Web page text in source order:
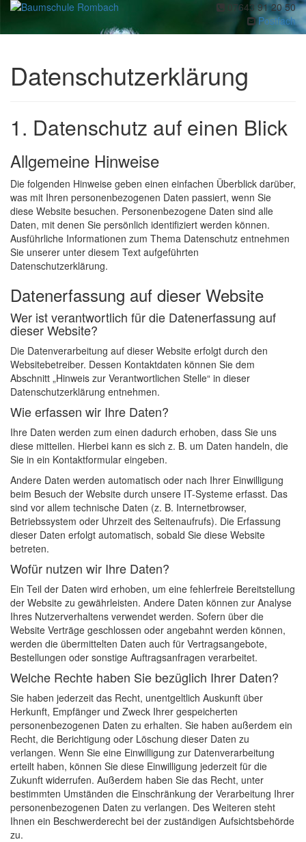
07643 91 20 50
Postfach
Datenschutzerklärung
1. Datenschutz auf einen Blick
Allgemeine Hinweise
Die folgenden Hinweise geben einen einfachen Überblick darüber,
was mit Ihren personenbezogenen Daten passiert, wenn Sie
diese Website besuchen. Personenbezogene Daten sind alle
Daten, mit denen Sie persönlich identifiziert werden können.
Ausführliche Informationen zum Thema Datenschutz entnehmen
Sie unserer unter diesem Text aufgeführten
Datenschutzerklärung.
Datenerfassung auf dieser Website
Wer ist verantwortlich für die Datenerfassung auf
dieser Website?
Die Datenverarbeitung auf dieser Website erfolgt durch den
Websitebetreiber. Dessen Kontaktdaten können Sie dem
Abschnitt „Hinweis zur Verantwortlichen Stelle“ in dieser
Datenschutzerklärung entnehmen.
Wie erfassen wir Ihre Daten?
Ihre Daten werden zum einen dadurch erhoben, dass Sie uns
diese mitteilen. Hierbei kann es sich z. B. um Daten handeln, die
Sie in ein Kontaktformular eingeben.
Andere Daten werden automatisch oder nach Ihrer Einwilligung
beim Besuch der Website durch unsere IT-Systeme erfasst. Das
sind vor allem technische Daten (z. B. Internetbrowser,
Betriebssystem oder Uhrzeit des Seitenaufrufs). Die Erfassung
dieser Daten erfolgt automatisch, sobald Sie diese Website
betreten.
Wofür nutzen wir Ihre Daten?
Ein Teil der Daten wird erhoben, um eine fehlerfreie Bereitstellung
der Website zu gewährleisten. Andere Daten können zur Analyse
Ihres Nutzerverhaltens verwendet werden. Sofern über die
Website Verträge geschlossen oder angebahnt werden können,
werden die übermittelten Daten auch für Vertragsangebote,
Bestellungen oder sonstige Auftragsanfragen verarbeitet.
Welche Rechte haben Sie bezüglich Ihrer Daten?
Sie haben jederzeit das Recht, unentgeltlich Auskunft über
Herkunft, Empfänger und Zweck Ihrer gespeicherten
personenbezogenen Daten zu erhalten. Sie haben außerdem ein
Recht, die Berichtigung oder Löschung dieser Daten zu
verlangen. Wenn Sie eine Einwilligung zur Datenverarbeitung
erteilt haben, können Sie diese Einwilligung jederzeit für die
Zukunft widerrufen. Außerdem haben Sie das Recht, unter
bestimmten Umständen die Einschränkung der Verarbeitung Ihrer
personenbezogenen Daten zu verlangen. Des Weiteren steht
Ihnen ein Beschwerderecht bei der zuständigen Aufsichtsbehörde
zu.